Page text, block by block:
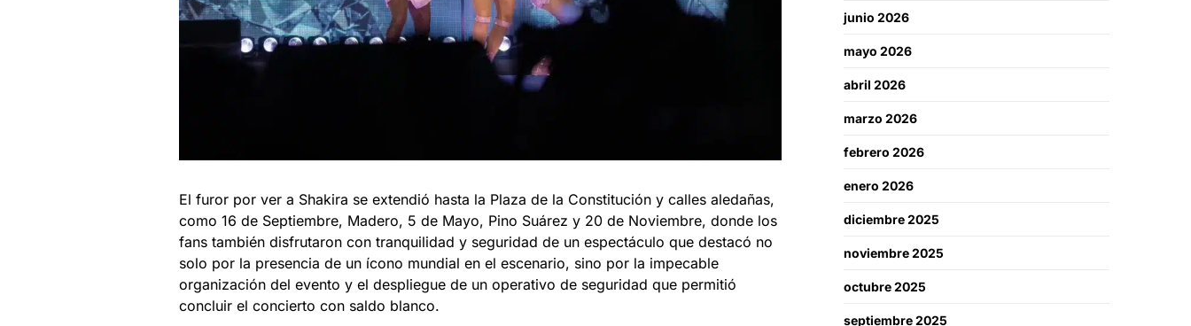
El furor por ver a Shakira se extendió hasta la Plaza de la Constitución y calles aledañas,
como 16 de Septiembre, Madero, 5 de Mayo, Pino Suárez y 20 de Noviembre, donde los
fans también disfrutaron con tranquilidad y seguridad de un espectáculo que destacó no
solo por la presencia de un ícono mundial en el escenario, sino por la impecable
organización del evento y el despliegue de un operativo de seguridad que permitió
concluir el concierto con saldo blanco.
junio 2026
mayo 2026
abril 2026
marzo 2026
febrero 2026
enero 2026
diciembre 2025
noviembre 2025
octubre 2025
septiembre 2025